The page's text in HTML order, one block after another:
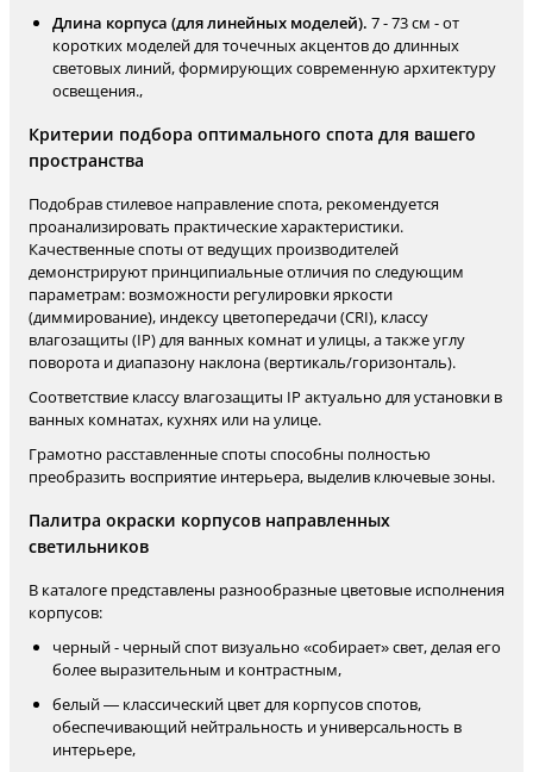
Длина корпуса (для линейных моделей). 7 - 73 см - от
коротких моделей для точечных акцентов до длинных
световых линий, формирующих современную архитектуру
освещения.,
Критерии подбора оптимального спота для вашего
пространства
Подобрав стилевое направление спота, рекомендуется
проанализировать практические характеристики.
Качественные споты от ведущих производителей
демонстрируют принципиальные отличия по следующим
параметрам: возможности регулировки яркости
(диммирование), индексу цветопередачи (CRI), классу
влагозащиты (IP) для ванных комнат и улицы, а также углу
поворота и диапазону наклона (вертикаль/горизонталь).
Соответствие классу влагозащиты IP актуально для установки в
ванных комнатах, кухнях или на улице.
Грамотно расставленные споты способны полностью
преобразить восприятие интерьера, выделив ключевые зоны.
Палитра окраски корпусов направленных
светильников
В каталоге представлены разнообразные цветовые исполнения
корпусов:
черный - черный спот визуально «собирает» свет, делая его
более выразительным и контрастным,
белый — классический цвет для корпусов спотов,
обеспечивающий нейтральность и универсальность в
интерьере,